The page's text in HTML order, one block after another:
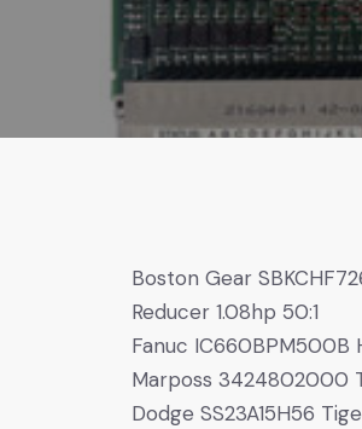
Boston Gear
Reducer 1.08hp 50:1
Fanuc
Marposs 3424802000
Dodge SS23A15H56